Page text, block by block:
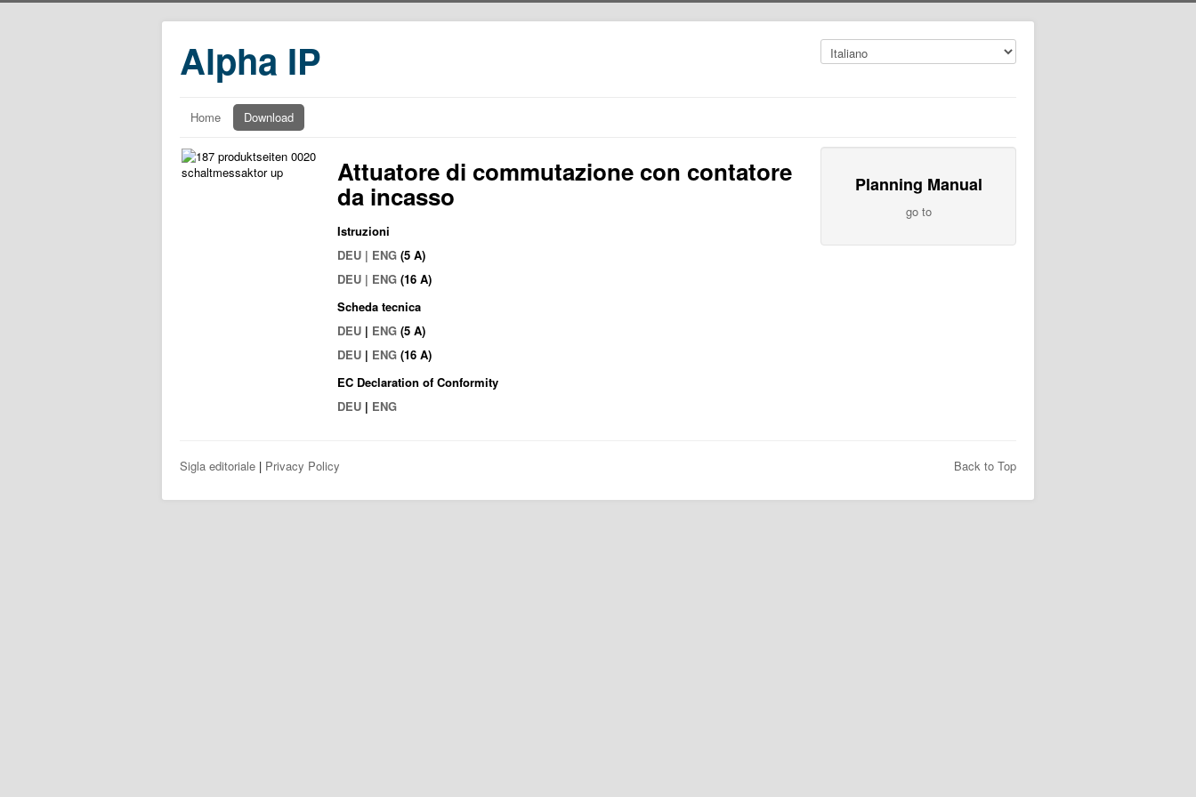
Alpha IP
Home Download
Attuatore di commutazione con contatore
da incasso
Istruzioni
DEU | ENG (5 A)
DEU | ENG (16 A)
Scheda tecnica
DEU | ENG (5 A)
DEU | ENG (16 A)
EC Declaration of Conformity
DEU | ENG
Planning Manual
go to
Sigla editoriale | Privacy Policy Back to Top